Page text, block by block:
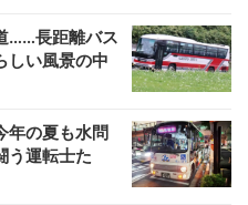
……長距離バス
しい風景の中
年の夏も水問
う運転士た